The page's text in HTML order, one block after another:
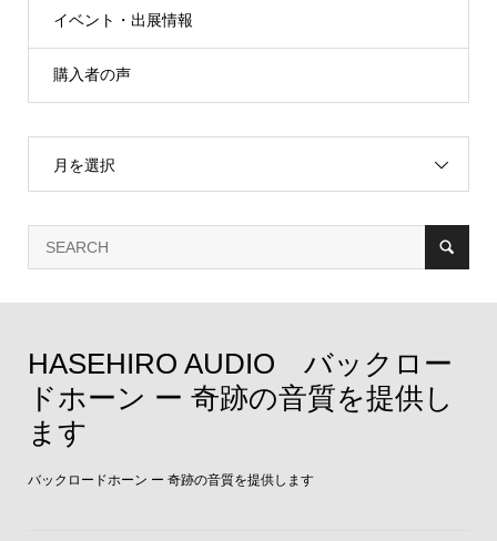
イベント・出展情報
購入者の声
月を選択
HASEHIRO AUDIO バックロー
ドホーン ー 奇跡の音質を提供し
ます
バックロードホーン ー 奇跡の音質を提供します